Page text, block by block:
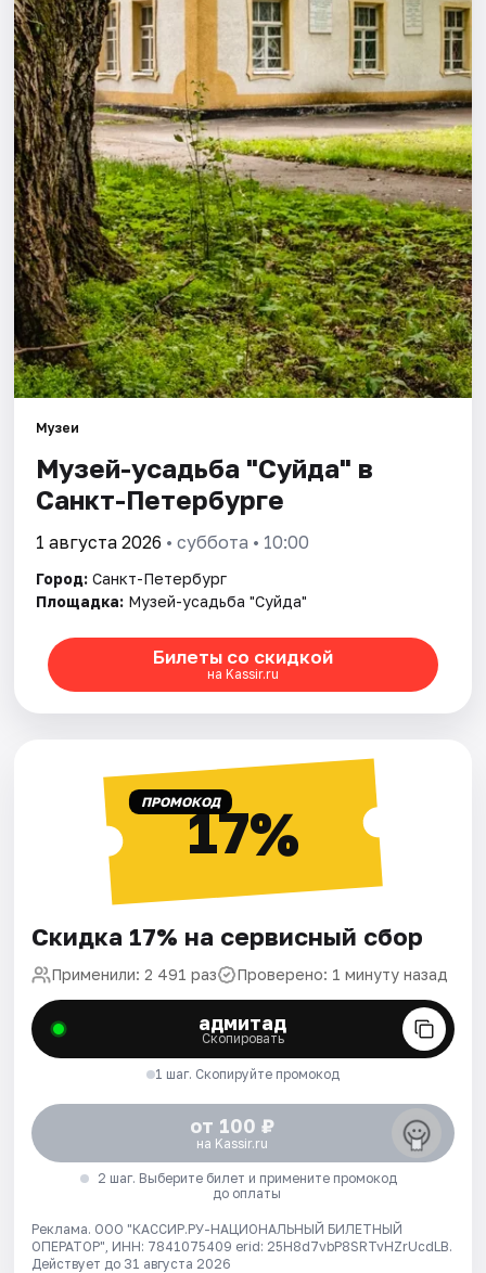
Города
Площадки
Артисты
Рейтинги
Музеи
Музей-усадьба "Суйда" в
Санкт-Петербурге
1 августа 2026 • суббота • 10:00
Город: Санкт-Петербург
Площадка: Музей-усадьба "Суйда"
Билеты со скидкой
на Kassir.ru
ПРОМОКОД17%
Скидка 17% на сервисный сбор
Применили: 2 491 раз Проверено: 1 минуту назад
адмитад
Скопировать
1 шаг. Скопируйте промокод
от 100 ₽
на Kassir.ru
2 шаг. Выберите билет и примените промокод
до оплаты
Реклама. ООО "КАССИР.РУ-НАЦИОНАЛЬНЫЙ БИЛЕТНЫЙ
ОПЕРАТОР", ИНН: 7841075409 erid: 25H8d7vbP8SRTvHZrUcdLB.
Действует до 31 августа 2026